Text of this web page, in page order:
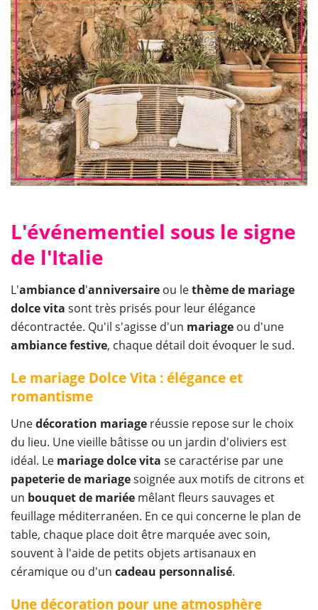
L'événementiel sous le signe
de l'Italie
L'ambiance d'anniversaire ou lethème de mariage
dolce vita sont très prisés pour leur élégance
décontractée. Qu'il s'agisse d'un mariage ou d'une
ambiance festive, chaque détail doit évoquer le sud.
Le mariage Dolce Vita : élégance et
romantisme
Unedécoration mariage réussie repose sur le choix
du lieu. Une vieille bâtisse ou un jardin d'oliviers est
idéal. Le mariage dolce vita se caractérise par une
papeterie de mariagesoignée aux motifs de citrons et
un bouquet de mariée mêlant fleurs sauvages et
feuillage méditerranéen. En ce qui concerne le plan de
table, chaque place doit être marquée avec soin,
souvent à l'aide de petits objets artisanaux en
céramique ou d'un cadeau personnalisé.
Une décoration pour une atmosphère